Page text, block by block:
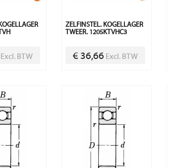
Excl. BTW
ZELFINSTEL. KOGELLAGER
TWEER. 1205KTVHC3
€ 36,66 Excl. BTW